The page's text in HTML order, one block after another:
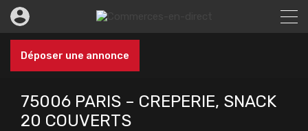
Déposer une annonce
75006 PARIS – CREPERIE, SNACK
20 COUVERTS